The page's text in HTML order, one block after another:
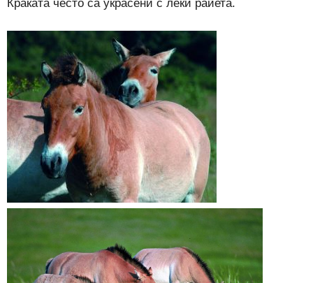
Краката често са украсени с леки райета.